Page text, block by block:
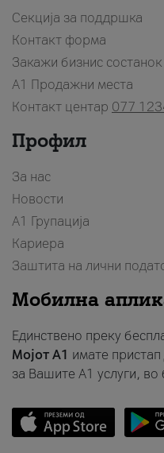
Секција за поддршка
Контакт форма
Закажи бизнис состанок
A1 Продажни места
Контакт центар 077
Профил
За нас
Новости
А1 Групација
Кариера
Заштита на лични
Мобилна
Единствено преку
Мојот A1 имате
за Вашите A1 услуги,